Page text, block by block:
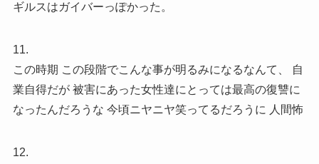
ギルスはガイバーっぽかった。
11.
この時期 この段階でこんな事が明るみになるなんて、 自
業自得だが 被害にあった女性達にとっては最高の復讐に
なったんだろうな 今頃ニヤニヤ笑ってるだろうに 人間怖
12.